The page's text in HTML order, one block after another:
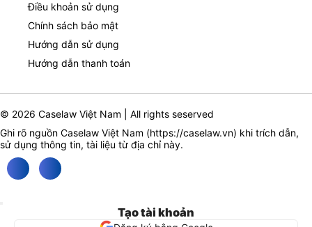
Điều khoản sử dụng
Chính sách bảo mật
Hướng dẫn sử dụng
Hướng dẫn thanh toán
© 2026 Caselaw Việt Nam | All rights seserved
Ghi rõ nguồn Caselaw Việt Nam (https://caselaw.vn) khi trích dẫn,
sử dụng thông tin, tài liệu từ địa chỉ này.
Tạo tài khoản